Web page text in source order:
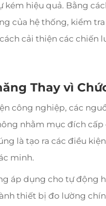
kém hiệu quả. Bằng
của hệ thống, kiểm
cải thiện các chiến
Thay vì
công nghiệp, các
nhằm mục đích
là tạo ra các điều
minh.
áp dụng cho tự động
thiết bị đo lường